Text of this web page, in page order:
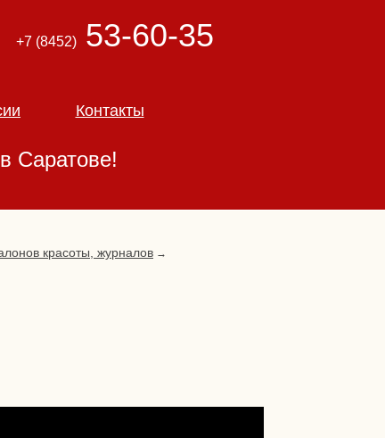
красоты, журналов →
Саратове!
+7 (8452) 53-60-35
Контакты